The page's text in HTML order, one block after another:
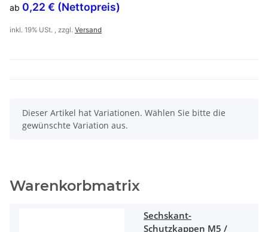
ab 0,22 € (Nettopreis)
inkl. 19% USt. , zzgl. Versand
x
Dieser Artikel hat Variationen. Wählen Sie bitte die
gewünschte Variation aus.
Warenkorbmatrix
Sechskant-
Schutzkappen M5 /